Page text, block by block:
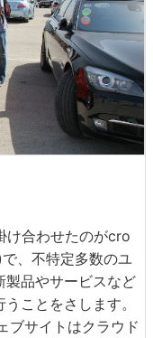
合わせたのがcro
、不特定多数のユ
製品やサービスなど
ことをさします。
ブサイトはクラウド